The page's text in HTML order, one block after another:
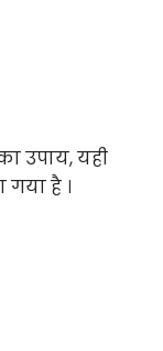
उपाय, यही
गया है ।